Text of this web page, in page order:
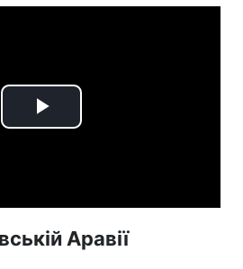
Play
Аравії